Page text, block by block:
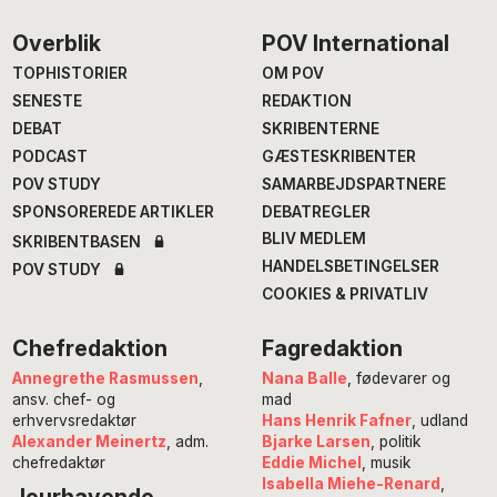
Footer
Overblik
TOPHISTORIER
SENESTE
DEBAT
PODCAST
POV STUDY
SPONSOREREDE ARTIKLER
SKRIBENTBASEN
POV STUDY
POV International
OM POV
REDAKTION
SKRIBENTERNE
GÆSTESKRIBENTER
SAMARBEJDSPARTNERE
DEBATREGLER
BLIV MEDLEM
HANDELSBETINGELSER
COOKIES & PRIVATLIV
Chefredaktion
Annegrethe Rasmussen
ansv. chef- og
erhvervsredaktør
Alexander Meinertz , adm.
chefredaktør
Fagredaktion
Nana Balle , fødevarer og
mad
Hans Henrik Fafner, udland
Bjarke Larsen , politik
Eddie Michel
, musik
Isabella Miehe-Renard